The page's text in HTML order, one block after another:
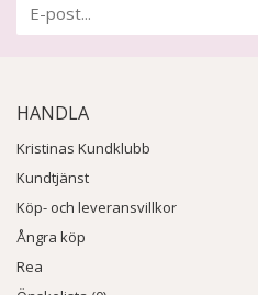
HANDLA
Kristinas Kundklubb
Kundtjänst
Köp- och leveransvillkor
Ångra köp
Rea